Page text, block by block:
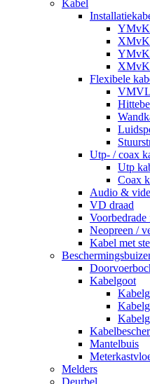
Kabel
YMvK
XMvK
Flexibele
VMVL
Utp- / coax
Utp
Coax
Audio &
VD draad
Neopreen /
Kabel met
Kabelgoot
Mantelbuis
Melders
Deurbel